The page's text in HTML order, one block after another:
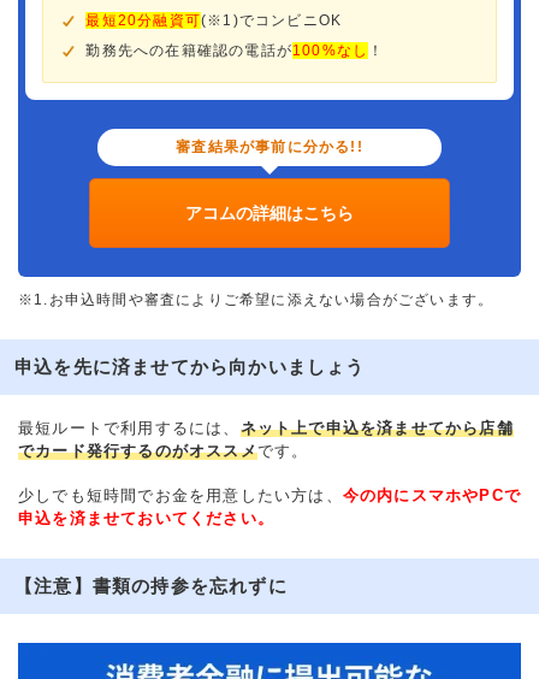
最短20分融資可(※1)でコンビニOK
勤務先への在籍確認の電話が100%なし ！
審査結果が事前に分かる!!
アコムの詳細はこちら
※1.お申込時間や審査によりご希望に添えない場合がございます。
申込を先に済ませてから向かいましょう
最短ルートで利用するには、 ネット上で申込を済ませてから店舗
でカード発行するのがオススメです。
少しでも短時間でお金を用意したい方は、 今の内にスマホやPCで
申込を済ませておいてください。
【注意】書類の持参を忘れずに